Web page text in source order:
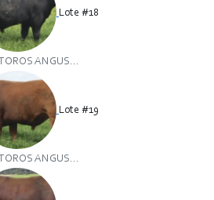
Lote #18
TOROS ANGUS...
Lote #19
TOROS ANGUS...